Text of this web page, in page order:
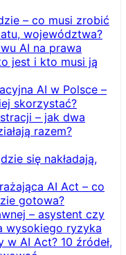
– co musi zrobić
województwa?
AI na prawa
jest i kto musi ją
AI w Polsce –
skorzystać?
– jak dwa
razem?
się nakładają,
AI Act – co
gotowa?
– asystent czy
wysokiego ryzyka
w AI Act? 10 źródeł,